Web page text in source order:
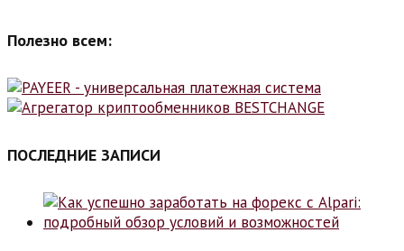
Полезно всем:
ПОСЛЕДНИЕ ЗАПИСИ